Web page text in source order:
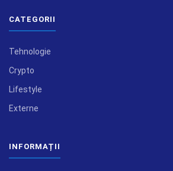
CATEGORII
Tehnologie
Crypto
Lifestyle
Externe
INFORMAȚII